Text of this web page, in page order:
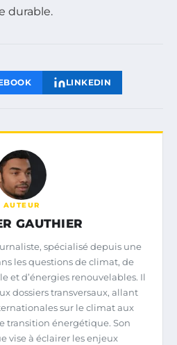
durable.
LINKEDIN
AUTEUR
GAUTHIER
spécialisé depuis une
les questions de climat, de
et d’énergies renouvelables. Il
dossiers transversaux, allant
sur le climat aux
transition énergétique. Son
vise à éclairer les enjeux